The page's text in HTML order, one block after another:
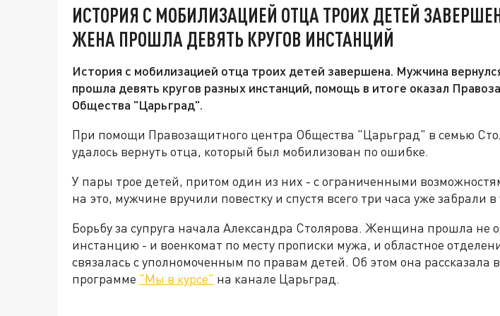
ИСТОРИЯ С МОБИЛИЗАЦИЕЙ ОТЦА ТРОИХ ДЕТЕЙ
ЖЕНА ПРОШЛА ДЕВЯТЬ КРУГОВ ИНСТАНЦИЙ
История с мобилизацией отца троих детей завершена. Мужчина
прошла девять кругов разных инстанций, помощь в итоге оказал
Общества "Царьград".
При помощи Правозащитного центра Общества "Царьград" в семью
удалось вернуть отца, который был мобилизован по ошибке.
У пары трое детей, притом один из них - с ограниченными
на это, мужчине вручили повестку и спустя всего три часа уже забрали в
Борьбу за супруга начала Александра Столярова. Женщина прошла не
инстанцию - и военкомат по месту прописки мужа, и областное
связалась с уполномоченным по правам детей. Об этом она рассказала в
программе "Мы в курсе" на канале Царьград.